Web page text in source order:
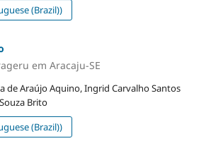
(Brazil))
em Aracaju-SE
de Araújo Aquino, Ingrid Carvalho Santos
Brito
(Brazil))